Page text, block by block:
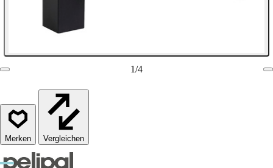
1/4
Vergleichen